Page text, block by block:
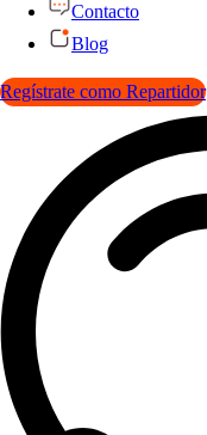
Contacto
Blog
Regístrate como Repartidor